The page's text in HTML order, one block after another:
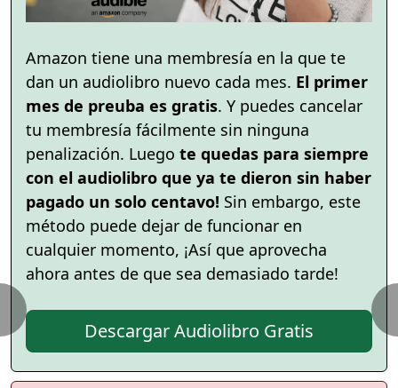
Amazon tiene una membresía en la que te
dan un audiolibro nuevo cada mes. El primer
mes de preuba es gratis. Y puedes cancelar
tu membresía fácilmente sin ninguna
penalización. Luego te quedas para siempre
con el audiolibro que ya te dieron sin haber
pagado un solo centavo! Sin embargo, este
método puede dejar de funcionar en
cualquier momento, ¡Así que aprovecha
ahora antes de que sea demasiado tarde!
Descargar Audiolibro Gratis